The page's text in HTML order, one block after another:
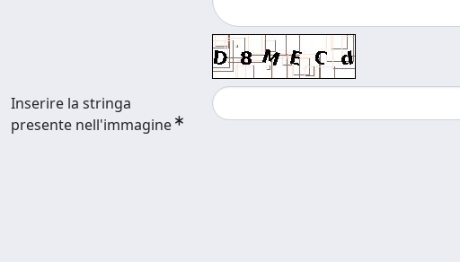
Inserire la stringa
presente nell'immagine